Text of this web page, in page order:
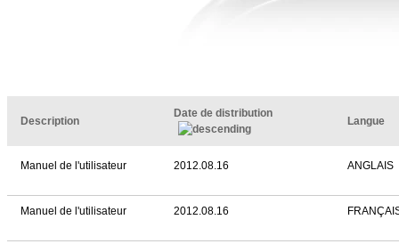
Description
Date de distribution
Langue
Manuel de l'utilisateur 2012.08.16 ANGLAIS
Manuel de l'utilisateur 2012.08.16